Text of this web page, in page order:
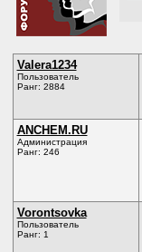
Valerа1234
Пользователь
Ранг: 2884
ANCHEM.RU
Администрация
Ранг: 246
Vorontsovka
Пользователь
Ранг: 1